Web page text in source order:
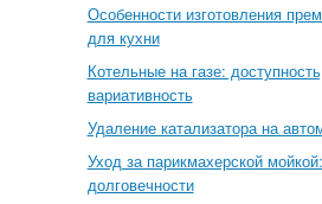
Особенности изготовления
для кухни
Котельные на газе:
вариативность
Удаление катализатора на
Уход за парикмахерской
долговечности